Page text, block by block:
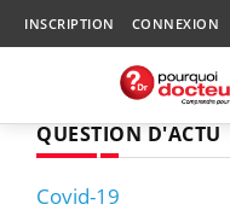
INSCRIPTION CONNEXION
QUESTION D'ACTU
Covid-19